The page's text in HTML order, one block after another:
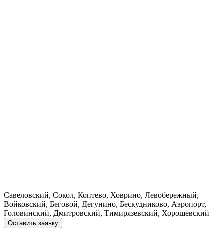
Савеловский, Сокол, Коптево, Ховрино, Левобережный,
Войковский, Беговой, Дегунино, Бескудниково, Аэропорт,
Головинский, Дмитровский, Тимирязевский, Хорошевский
Оставить заявку